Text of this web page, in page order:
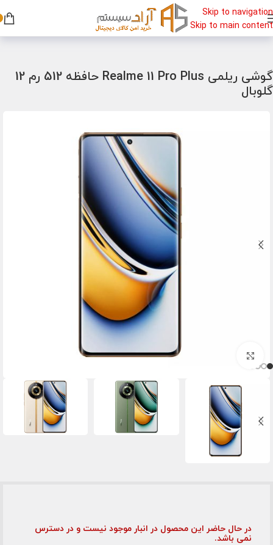
Skip to navigation
Skip to main content
خانه/گوشی/ گوشی ریلمی
گوشی ریلمی Realme 11 Pro Plus حافظه 512 رم 12
گلوبال
برای بزرگنمایی کلیک کنید
در حال حاضر این محصول در انبار موجود نیست و در دسترس
نمی باشد.